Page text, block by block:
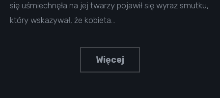
się uśmiechnęła na jej twarzy pojawił się wyraz smutku,
który wskazywał, że kobieta…
Więcej